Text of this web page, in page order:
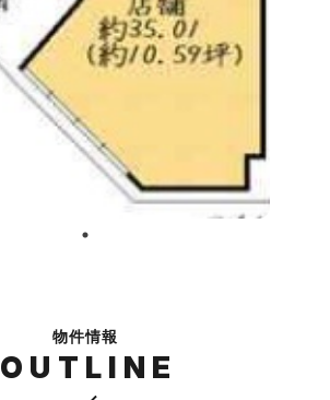
物件情報
OUTLINE